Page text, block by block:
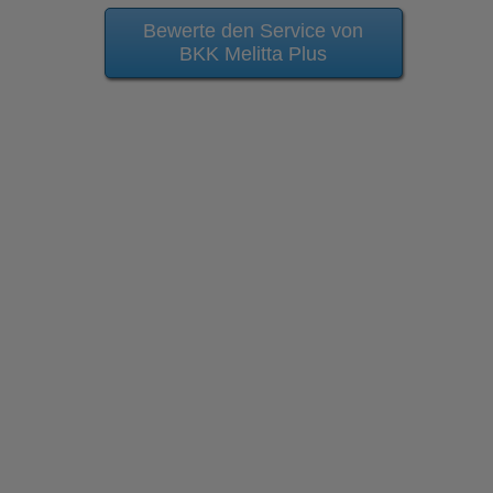
Bewerte den Service von
BKK Melitta Plus